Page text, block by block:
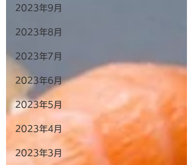
2023年9月
2023年8月
2023年7月
2023年6月
2023年5月
2023年4月
2023年3月